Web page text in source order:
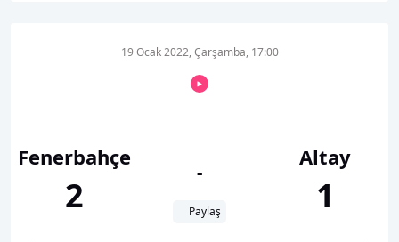
Fenerbahçe
2
19 Ocak 2022, Çarşamba, 17:00
-
Paylaş
Altay
1